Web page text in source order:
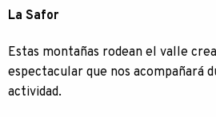
La Safor
Estas montañas rodean el valle
espectacular que nos acompañará
actividad.